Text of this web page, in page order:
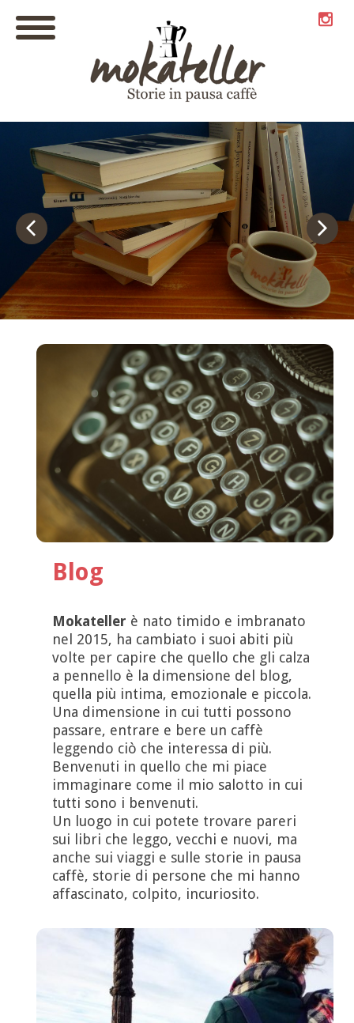
Blog
Mokateller è nato timido e imbranato
nel 2015, ha cambiato i suoi abiti più
volte per capire che quello che gli calza
a pennello è la dimensione del blog,
quella più intima, emozionale e piccola.
Una dimensione in cui tutti possono
passare, entrare e bere un caffè
leggendo ciò che interessa di più.
Benvenuti in quello che mi piace
immaginare come il mio salotto in cui
tutti sono i benvenuti.
Un luogo in cui potete trovare pareri
sui libri che leggo, vecchi e nuovi, ma
anche sui viaggi e sulle storie in pausa
caffè, storie di persone che mi hanno
affascinato, colpito, incuriosito.